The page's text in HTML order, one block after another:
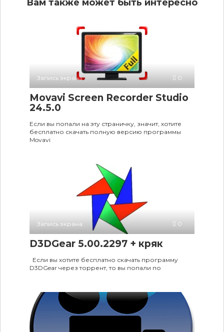
Вам также может быть интересно
Запись экрана 0
Movavi Screen Recorder Studio
24.5.0
Если вы попали на эту страничку, значит, хотите
бесплатно скачать полную версию программы
Movavi
Запись экрана 0
D3DGear 5.00.2297 + кряк
Если вы хотите бесплатно скачать программу
D3DGear через торрент, то вы попали по